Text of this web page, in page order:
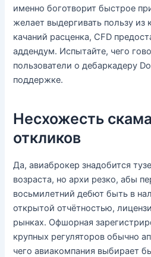
именно боготворит быстрое
желает выдергивать пользу из
качаний расценка, CFD
аддендум. Испытайте, чего
пользователи о дебаркадеру
поддержке.
Несхожесть
откликов
Да, авиаброкер знадобится
возраста, но архи резко, абы
восьмилетний дебют быть в
открытой отчётностью,
рынках. Офшорная
крупных регуляторов обычно
чего авиакомпания выбирает